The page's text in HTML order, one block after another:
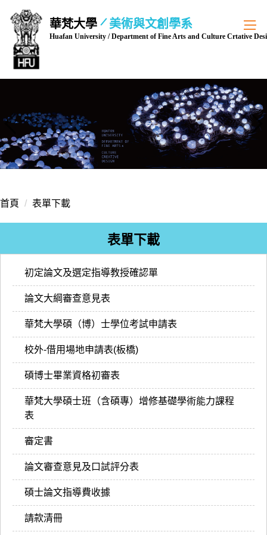
到
要
內
容
華梵大學 美術與文創學系
Huafan University / Department of Fine Arts and Culture Crtative
首頁 表單下載
表單下載
初定論文及選定指導教授確認單
論文大綱審查意見表
華梵大學碩（博）士學位考試申請表
校外-借用場地申請表(板橋)
碩博士畢業資格初審表
華梵大學碩士班（含碩專）增修基礎學術能力課程
表
審定書
論文審查意見及口試評分表
碩士論文指導費收據
請款清冊